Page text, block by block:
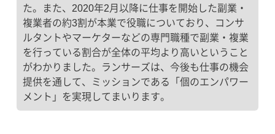
た。また、2020年2月以降に仕事を開始した副業・
複業者の約3割が本業で役職についており、コンサ
ルタントやマーケターなどの専門職種で副業・複業
を行っている割合が全体の平均より高いということ
がわかりました。ランサーズは、今後も仕事の機会
提供を通して、ミッションである「個のエンパワー
メント」を実現してまいります。